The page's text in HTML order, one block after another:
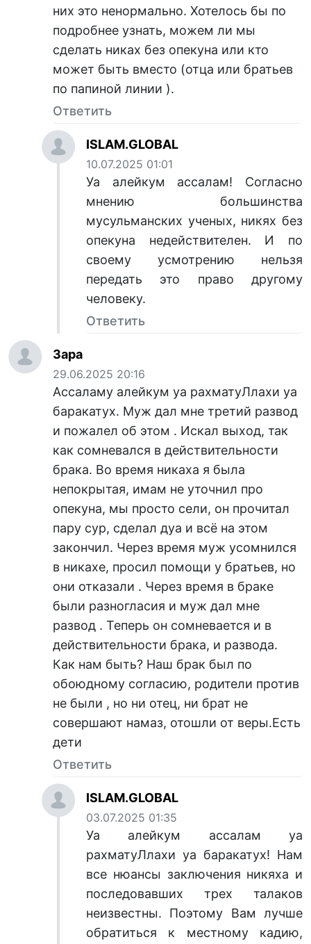
них это ненормально. Хотелось бы по
подробнее узнать, можем ли мы
сделать никах без опекуна или кто
может быть вместо (отца или братьев
по папиной линии ).
Ответить
ISLAM.GLOBAL
10.07.2025 01:01
Уа алейкум ассалам! Согласно
мнению большинства
мусульманских ученых, никях без
опекуна недействителен. И по
своему усмотрению нельзя
передать это право другому
человеку.
Ответить
Зара
29.06.2025 20:16
Ассаламу алейкум уа рахматуЛлахи уа
баракатух. Муж дал мне третий развод
и пожалел об этом . Искал выход, так
как сомневался в действительности
брака. Во время никаха я была
непокрытая, имам не уточнил про
опекуна, мы просто сели, он прочитал
пару сур, сделал дуа и всё на этом
закончил. Через время муж усомнился
в никахе, просил помощи у братьев, но
они отказали . Через время в браке
были разногласия и муж дал мне
развод . Теперь он сомневается и в
действительности брака, и развода.
Как нам быть? Наш брак был по
обоюдному согласию, родители против
не были , но ни отец, ни брат не
совершают намаз, отошли от веры.Есть
дети
Ответить
ISLAM.GLOBAL
03.07.2025 01:35
Уа алейкум ассалам уа
рахматуЛлахи уа баракатух! Нам
все нюансы заключения никяха и
последовавших трех талаков
неизвестны. Поэтому Вам лучше
обратиться к местному кадию,